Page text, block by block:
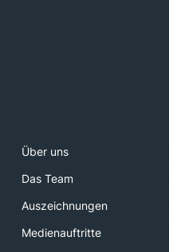
Über uns
Das Team
Auszeichnungen
Medienauftritte